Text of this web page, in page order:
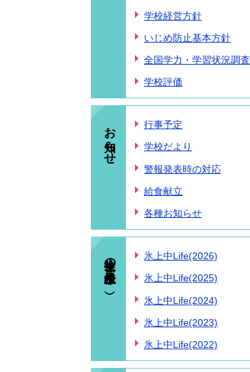
学校経営方針
いじめ防止基本方針
全国学力・学習状況調査
学校評価
お知らせ 行事予定
学校だより
警報発表時の対応
給食献立
各種お知らせ
生徒の様子（氷上中Life） 氷上中Life(2026)
氷上中Life(2025)
氷上中Life(2024)
氷上中Life(2023)
氷上中Life(2022)